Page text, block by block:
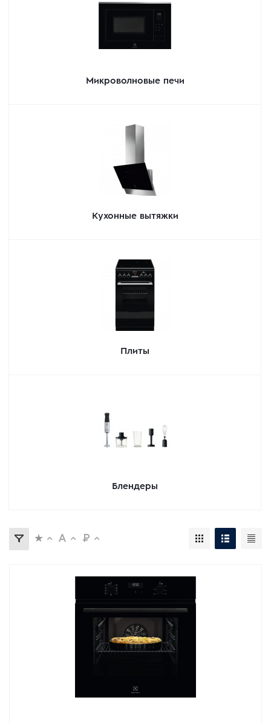
Микроволновые печи
Кухонные вытяжки
Плиты
Блендеры